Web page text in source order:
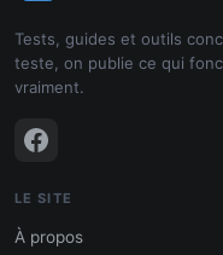
Tests, guides et outils
teste, on publie ce qui
vraiment.
LE SITE
À propos